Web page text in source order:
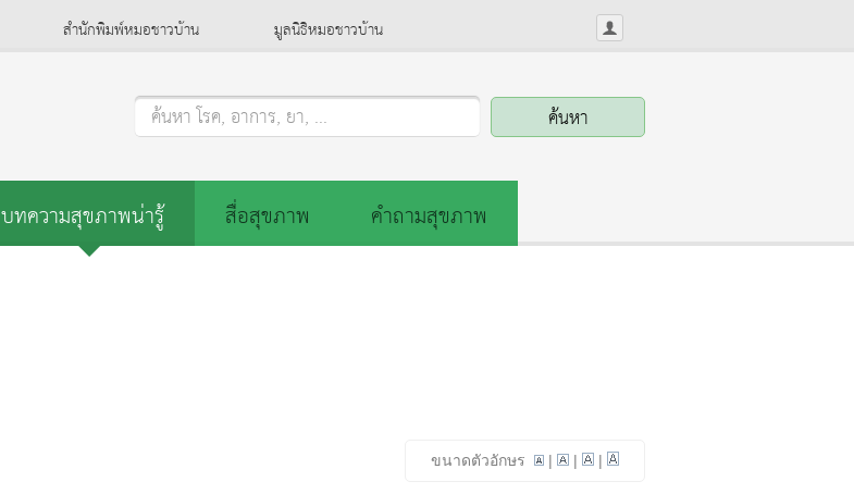
สำนักพิมพ์หมอชาวบ้าน มูลนิธิหมอชาวบ้าน
ค้นหา โรค, อาการ, ยา, ...
บทความสุขภาพน่ารู้ สื่อสุขภาพ
คำถามสุขภาพ
ขนาดตัวอักษร | | |